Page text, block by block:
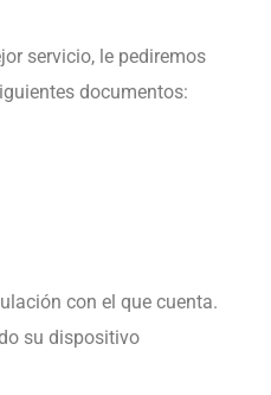
servicio, le pediremos
documentos:
con el que cuenta.
su dispositivo